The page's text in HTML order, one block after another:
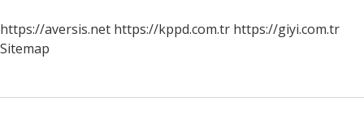
https://aversis.net https://kppd.com.tr https://giyi.com.tr
Sitemap